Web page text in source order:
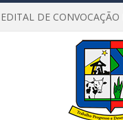
EDITAL DE